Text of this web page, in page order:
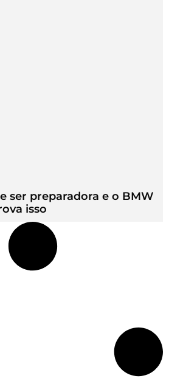
ser preparadora e o BMW
isso